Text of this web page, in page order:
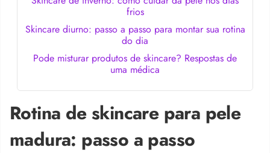
frios
Skincare diurno: passo a passo para montar sua rotina
do dia
Pode misturar produtos de skincare? Respostas de
uma médica
Rotina de skincare para pele
madura: passo a passo